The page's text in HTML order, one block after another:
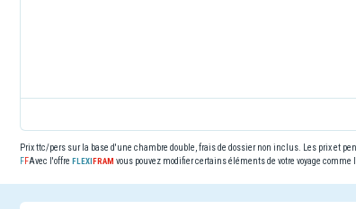
Prix ttc/pers sur la base d'une chambre double, frais de dossier non inclus. Les prix et
Avec l'offre
vous pouvez modifier certains éléments de votre voyage